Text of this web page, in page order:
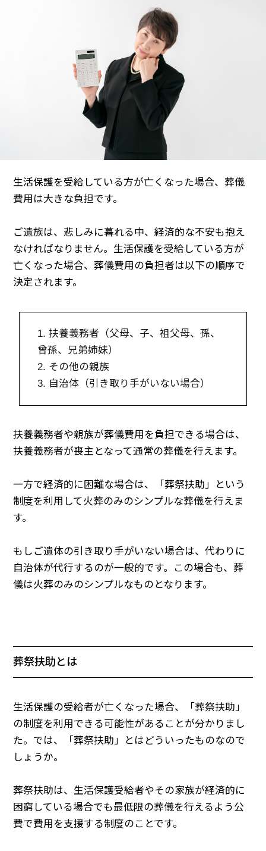
生活保護を受給している方が亡くなった場合、葬儀
費用は大きな負担です。
ご遺族は、悲しみに暮れる中、経済的な不安も抱え
なければなりません。生活保護を受給している方が
亡くなった場合、葬儀費用の負担者は以下の順序で
決定されます。
1. 扶養義務者（父母、子、祖父母、孫、
曾孫、兄弟姉妹）
2. その他の親族
3. 自治体（引き取り手がいない場合）
扶養義務者や親族が葬儀費用を負担できる場合は、
扶養義務者が喪主となって通常の葬儀を行えます。
一方で経済的に困難な場合は、「葬祭扶助」という
制度を利用して火葬のみのシンプルな葬儀を行えま
す。
もしご遺体の引き取り手がいない場合は、代わりに
自治体が代行するのが一般的です。この場合も、葬
儀は火葬のみのシンプルなものとなります。
葬祭扶助とは
生活保護の受給者が亡くなった場合、「葬祭扶助」
の制度を利用できる可能性があることが分かりまし
た。では、「葬祭扶助」とはどういったものなので
しょうか。
葬祭扶助は、生活保護受給者やその家族が経済的に
困窮している場合でも最低限の葬儀を行えるよう公
費で費用を支援する制度のことです。